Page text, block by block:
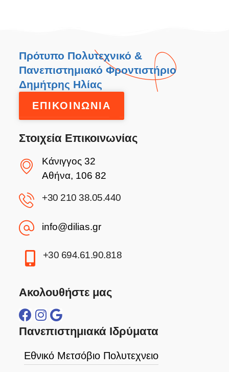
Πρότυπο Πολυτεχνικό &
Πανεπιστημιακό Φροντιστήριο
Δημήτρης Ηλίας
ΕΠΙΚΟΙΝΩΝΙΑ
Στοιχεία Επικοινωνίας
Κάνιγγος 32
Αθήνα, 106 82
+30 210 38.05.440
info@dilias.gr
+30 694.61.90.818
Ακολουθήστε μας
Πανεπιστημιακά Ιδρύματα
Εθνικό Μετσόβιο Πολυτεχνειο